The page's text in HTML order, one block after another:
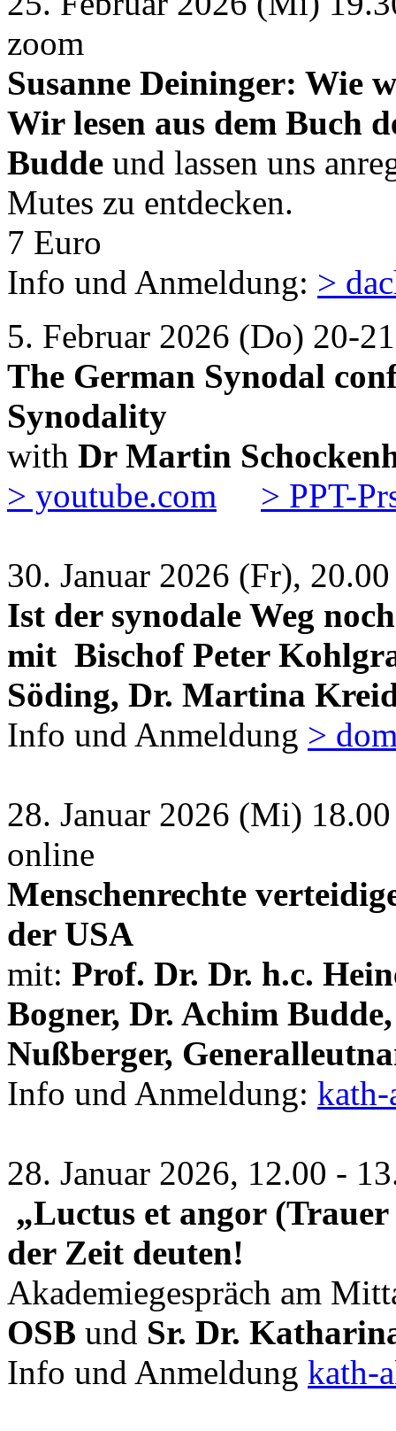
zoom
Susanne Deininger: Wie
Wir lesen aus dem Buch
Budde und lassen uns
Mutes zu entdecken.
7 Euro
Info und Anmeldung: >
5. Februar 2026 (Do) 20-
The German Synodal
Synodality
with Dr Martin
> youtube.com
> PPT-
30. Januar 2026 (Fr),
Ist der synodale Weg
mit Bischof Peter
Söding, Dr. Martina
Info und Anmeldung >
28. Januar 2026 (Mi)
online
Menschenrechte
der USA
mit: Prof. Dr. Dr. h.c.
Bogner, Dr. Achim
Nußberger,
Info und Anmeldung: kath-
28. Januar 2026, 12.00 -
„Luctus et angor
der Zeit deuten!
Akademiegespräch am
OSB und Sr. Dr.
Info und Anmeldung kath-